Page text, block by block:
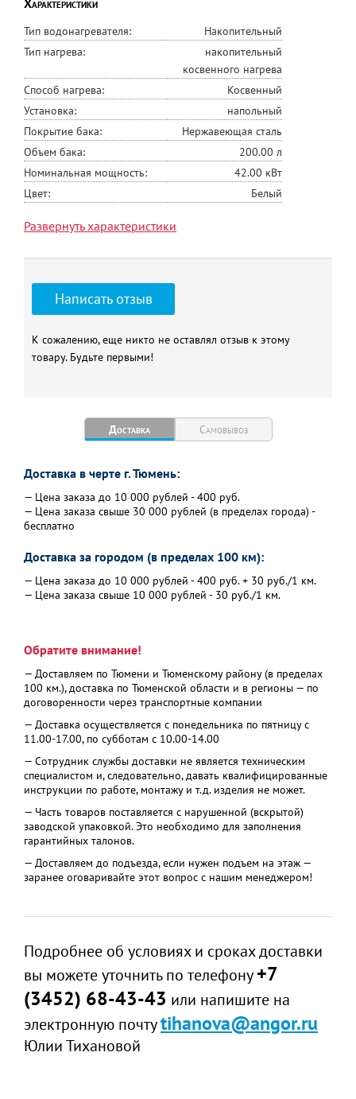
Характеристики
Тип водонагревателя:
Накопительный
Тип нагрева:
накопительный
косвенного нагрева
Способ нагрева:
Косвенный
Установка:
напольный
Покрытие бака:
Нержавеющая сталь
Объем бака:
200.00 л
Номинальная мощность:
42.00 кВт
Цвет:
Белый
Производство:
Материал внутреннего бака
нержавеющая сталь,
Толщина стали внутреннего
бака, мм
рабочее)давление внутр.
бака, бар
внутр. бака, бар
Диаметр внутр бака, мм
440
бака
Толщина изоляции
внутреннего бака, мм
покраской, толщина
0,5 мм (чёрная
крышка)
Разъём змеевика (вх/вых),
дюйм
Материал змеевика
Гладкая сталь SUS316L
Размер змеевика
Ø 22 мм*25м (1,8 м.
кв.)
Толщина змеевика, мм
Мощность змеевика при t
теплоносителя 80С, кВт
42
Датчик температуры, шт.
2
Разъём датчика
температуры, дюйм
G 1/2"
Разъём гор. воды(выход)/
хол. воды (вход), дюйм
G3/4"
клапана, дюйм
Разъём сливного отверстия,
дюйм
Разъем циркуляц. патрубка
и защитного анода, дюйм
G1/2" и G3/4"
Размер и тип защитного
анода, мм
Ø20*300, магниевый
Развернуть характеристики
Написать отзыв
К сожалению, еще никто не оставлял отзыв к этому
товару. Будьте первыми!
Доставка Самовывоз
Доставка в черте г. Тюмень:
— Цена заказа до 10 000 рублей - 400 руб.
— Цена заказа свыше 30 000 рублей (в пределах города) -
бесплатно
Доставка за городом (в пределах 100 км):
— Цена заказа до 10 000 рублей - 400 руб. + 30 руб./1 км.
— Цена заказа свыше 10 000 рублей - 30 руб./1 км.
Обратите внимание!
— Доставляем по Тюмени и Тюменскому району (в пределах
100 км.), доставка по Тюменской области и в регионы — по
договоренности через транспортные компании
— Доставка осуществляется с понедельника по пятницу с
11.00-17.00, по субботам с 10.00-14.00
— Сотрудник службы доставки не является техническим
специалистом и, следовательно, давать квалифицированные
инструкции по работе, монтажу и т.д. изделия не может.
— Часть товаров поставляется с нарушенной (вскрытой)
заводской упаковкой. Это необходимо для заполнения
гарантийных талонов.
— Доставляем до подъезда, если нужен подъем на этаж —
заранее оговаривайте этот вопрос с нашим менеджером!
Подробнее об условиях и сроках доставки
вы можете уточнить по телефону+7
(3452) 68-43-43 или напишите на
электронную почтуtihanova@angor.ru
Юлии Тихановой